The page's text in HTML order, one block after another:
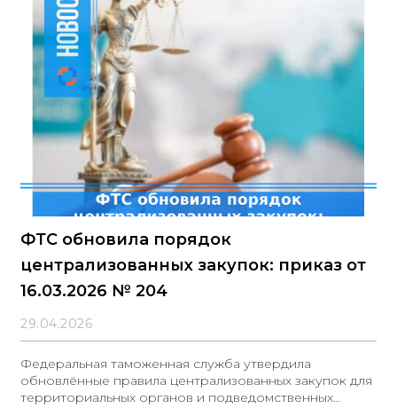
ФТС обновила порядок
централизованных закупок: приказ от
16.03.2026 № 204
29.04.2026
Федеральная таможенная служба утвердила
обновлённые правила централизованных закупок для
территориальных органов и подведомственных